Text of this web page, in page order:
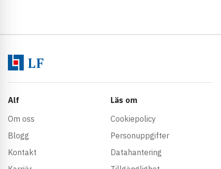
Alf
Om oss
Blogg
Kontakt
Läs om
Cookiepolicy
Personuppgifter
Datahantering